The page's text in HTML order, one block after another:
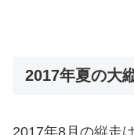
2017年夏の大
2017年8月の縦走